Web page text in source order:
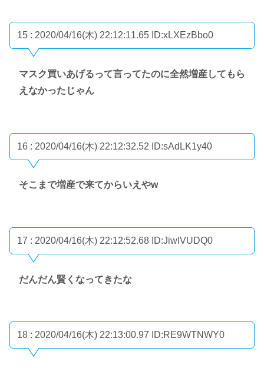
15 : 2020/04/16(木) 22:12:11.65 ID:xLXEzBbo0
マスク買いあげるって言ってたのに全然増産してもら
えなかったじゃん
16 : 2020/04/16(木) 22:12:32.52 ID:sAdLK1y40
そこまで増産で来てからいえやw
17 : 2020/04/16(木) 22:12:52.68 ID:JiwIVUDQ0
だんだん賢くなってきたな
18 : 2020/04/16(木) 22:13:00.97 ID:RE9WTNWY0